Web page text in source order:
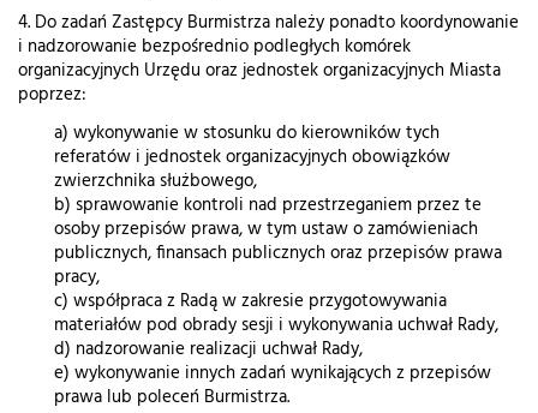
4. Do zadań Zastępcy Burmistrza należy ponadto koordynowanie
i nadzorowanie bezpośrednio podległych komórek
organizacyjnych Urzędu oraz jednostek organizacyjnych Miasta
poprzez:
a) wykonywanie w stosunku do kierowników tych
referatów i jednostek organizacyjnych obowiązków
zwierzchnika służbowego,
b) sprawowanie kontroli nad przestrzeganiem przez te
osoby przepisów prawa, w tym ustaw o zamówieniach
publicznych, finansach publicznych oraz przepisów prawa
pracy,
c) współpraca z Radą w zakresie przygotowywania
materiałów pod obrady sesji i wykonywania uchwał Rady,
d) nadzorowanie realizacji uchwał Rady,
e) wykonywanie innych zadań wynikających z przepisów
prawa lub poleceń Burmistrza.